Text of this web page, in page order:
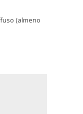
(almeno